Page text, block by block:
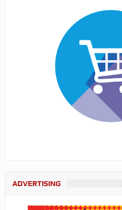
ADVERTISING